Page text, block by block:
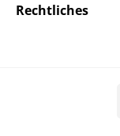
Rechtliches